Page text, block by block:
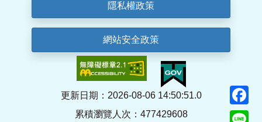
隱私權政策
網站安全政策
更新日期：2026-08-06 14:50:51.0
累積瀏覽人次：477429608